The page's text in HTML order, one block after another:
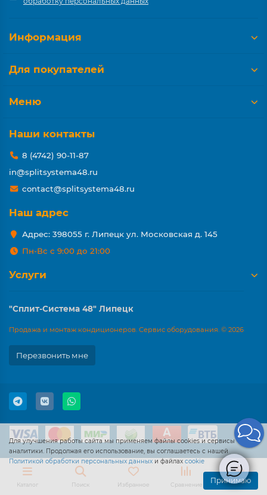
Для улучшения работы сайта мы применяем файлы cookies и сервисы
аналитики. Продолжая его использование, вы соглашаетесь с нашей
Политикой обработки персональных данных и файлах cookie
Принимаю
Информация
Для покупателей
Меню
Наши контакты
8 (4742) 90-11-87
in@splitsystema48.ru
contact@splitsystema48.ru
Наш адрес
Адрес: 398055 г. Липецк ул. Московская д. 145
Пн-Вс с 9:00 до 21:00
Услуги
"Сплит-Система 48" Липецк
Продажа и монтаж кондиционеров. Сервис оборудования. © 2026
Перезвонить мне
Каталог Поиск Избранное Сравнение Корзина